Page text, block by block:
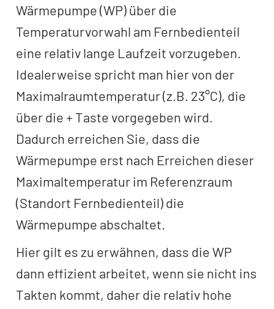
Wärmepumpe (WP) über die
Temperaturvorwahl am Fernbedienteil
eine relativ lange Laufzeit vorzugeben.
Idealerweise spricht man hier von der
Maximalraumtemperatur (z.B. 23°C), die
über die + Taste vorgegeben wird.
Dadurch erreichen Sie, dass die
Wärmepumpe erst nach Erreichen dieser
Maximaltemperatur im Referenzraum
(Standort Fernbedienteil) die
Wärmepumpe abschaltet.
Hier gilt es zu erwähnen, dass die WP
dann effizient arbeitet, wenn sie nicht ins
Takten kommt, daher die relativ hohe